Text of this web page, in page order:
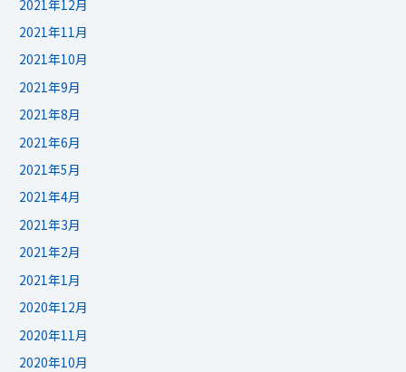
2021年12月
2021年11月
2021年10月
2021年9月
2021年8月
2021年6月
2021年5月
2021年4月
2021年3月
2021年2月
2021年1月
2020年12月
2020年11月
2020年10月